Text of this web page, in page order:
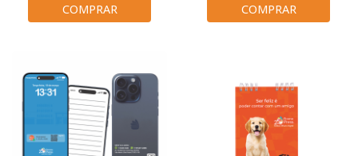
COMPRAR COMPRAR